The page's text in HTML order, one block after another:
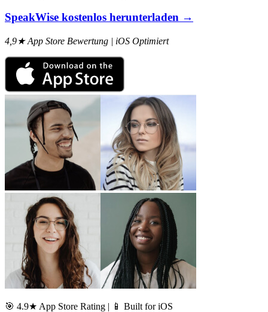
SpeakWise kostenlos herunterladen →
4,9★ App Store Bewertung | iOS Optimiert
🎯 4.9★ App Store Rating | 📱 Built for iOS